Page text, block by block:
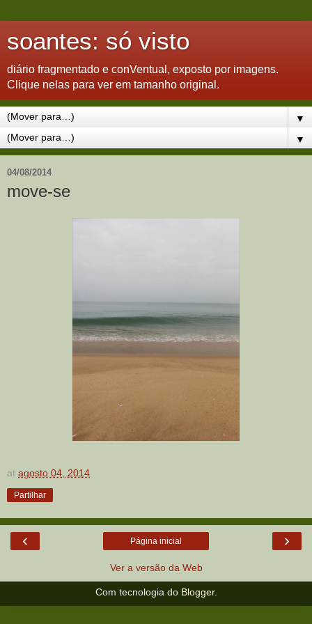
soantes: só visto
diário fragmentado e conVentual, exposto por imagens.
Clique nelas para ver em tamanho original.
▼
▼
04/08/2014
move-se
at agosto 04, 2014
Partilhar
‹ ›
Página inicial
Ver a versão da Web
Com tecnologia do Blogger.